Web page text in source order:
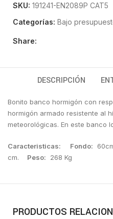
SKU: 191241-EN2089P CAT5
Categorías: Bajo
Share:
DESCRIPCIÓN
Bonito banco hormigón con
hormigón armado resistente al
meteorológicas. En este banco
Caracteristicas: Fondo:
cm. Peso: 268 Kg
PRODUCTOS